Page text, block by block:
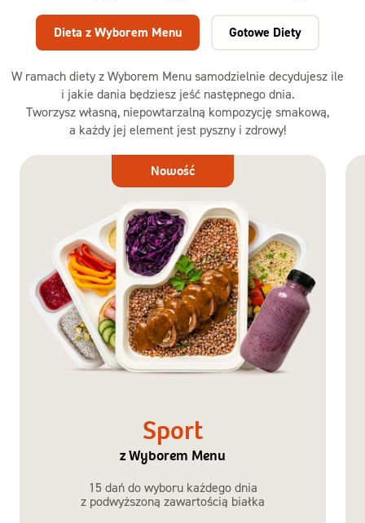
W ramach diety z Wyborem Menu samodzielnie decydujesz ile
i jakie dania będziesz jeść następnego dnia.
Tworzysz własną, niepowtarzalną kompozycję smakową,
a każdy jej element jest pyszny i zdrowy!
Dieta z Wyborem Menu Gotowe Diety
Dieta
Nowość
Sport
z Wyborem Menu
15 dań do wyboru każdego dnia
z podwyższoną zawartością białka